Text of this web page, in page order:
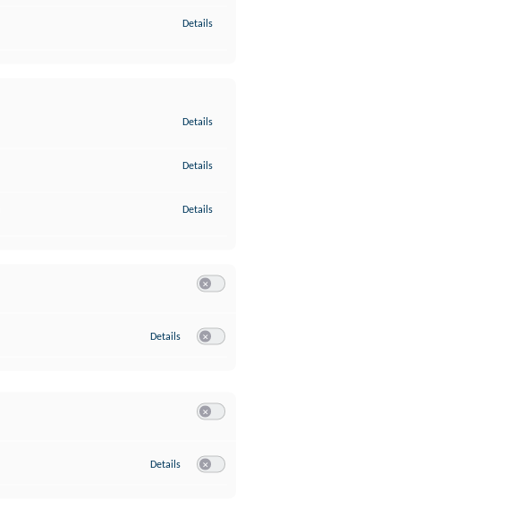
Details
Details
Details
Details
Details zu Google Analytics
Details zu YouTube